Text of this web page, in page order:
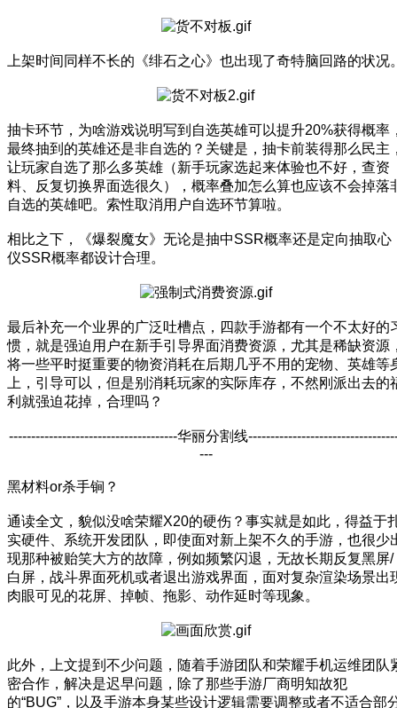
上架时间同样不长的《绯石之心》也出现了奇特脑回路的状况
抽卡环节，为啥游戏说明写到自选英雄可以提升20%获得概率
最终抽到的英雄还是非自选的？关键是，抽卡前装得那么民主
让玩家自选了那么多英雄（新手玩家选起来体验也不好，查资
料、反复切换界面选很久），概率叠加怎么算也应该不会掉落
自选的英雄吧。索性取消用户自选环节算啦。
相比之下，《爆裂魔女》无论是抽中SSR概率还是定向抽取心
仪SSR概率都设计合理。
最后补充一个业界的广泛吐槽点，四款手游都有一个不太好的
惯，就是强迫用户在新手引导界面消费资源，尤其是稀缺资源
将一些平时挺重要的物资消耗在后期几乎不用的宠物、英雄等
上，引导可以，但是别消耗玩家的实际库存，不然刚派出去的
利就强迫花掉，合理吗？
--------------------------------------华丽分割线
---
黑材料or杀手锏？
通读全文，貌似没啥荣耀X20的硬伤？事实就是如此，得益于
实硬件、系统开发团队，即使面对新上架不久的手游，也很少
现那种被贻笑大方的故障，例如频繁闪退，无故长期反复黑屏/
白屏，战斗界面死机或者退出游戏界面，面对复杂渲染场景出
肉眼可见的花屏、掉帧、拖影、动作延时等现象。
此外，上文提到不少问题，随着手游团队和荣耀手机运维团队
密合作，解决是迟早问题，除了那些手游厂商明知故犯
的“BUG”，以及手游本身某些设计逻辑需要调整或者不适合部